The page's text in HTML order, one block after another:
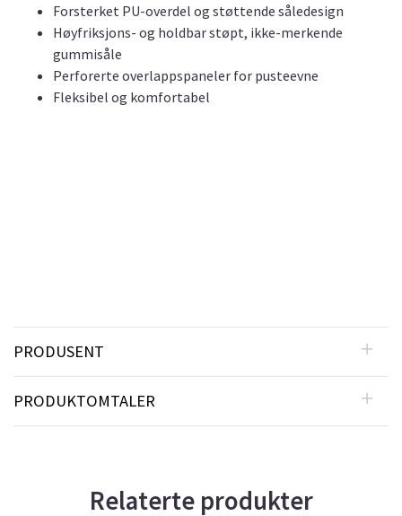
Forsterket PU-overdel og støttende såledesign
Høyfriksjons- og holdbar støpt, ikke-merkende
gummisåle
Perforerte overlappspaneler for pusteevne
Fleksibel og komfortabel
PRODUSENT
PRODUKTOMTALER
Relaterte produkter